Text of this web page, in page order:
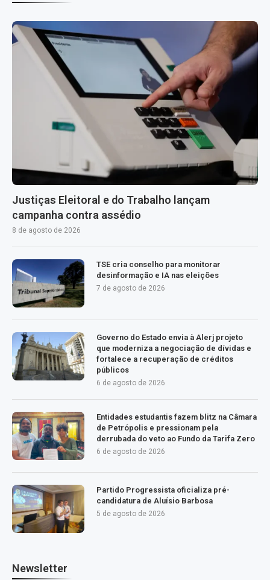
Justiças Eleitoral e do Trabalho lançam
campanha contra assédio
8 de agosto de 2026
TSE cria conselho para monitorar
desinformação e IA nas eleições
7 de agosto de 2026
Governo do Estado envia à Alerj projeto
que moderniza a negociação de dívidas e
fortalece a recuperação de créditos
públicos
6 de agosto de 2026
Entidades estudantis fazem blitz na Câmara
de Petrópolis e pressionam pela
derrubada do veto ao Fundo da Tarifa Zero
6 de agosto de 2026
Partido Progressista oficializa pré-
candidatura de Aluísio Barbosa
5 de agosto de 2026
Newsletter